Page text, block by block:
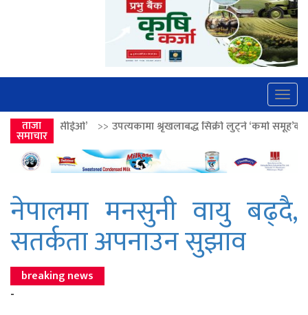
ताजा
समाचार
उपत्यकामा श्रृंखलाबद्ध सिक्री लुट्ने ‘कर्मा समूह’का नाइकेसहित पाँच पक्राउ
नेपालमा मनसुनी वायु बढ्दै,
सतर्कता अपनाउन सुझाव
breaking news
-